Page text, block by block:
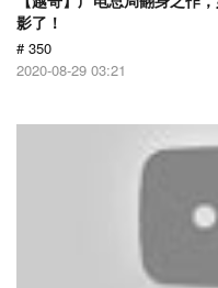
影了！
# 350
2020-08-29 03:21